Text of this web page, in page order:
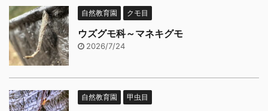
自然教育園 クモ目
ウズグモ科～マネキグモ
2026/7/24
自然教育園 甲虫目